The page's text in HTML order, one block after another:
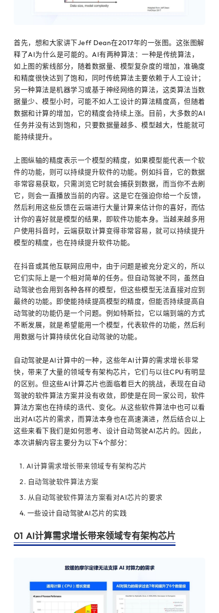
首先，想和大家讲下Jeff Dean在2017年的一张图。这张图解
释了AI为什么是可能的。AI有两种算法：一种是传统算法，
如上图的紫线部分，随着数据量、模型复杂度的增加，准确度
和精度很快达到了饱和，同时传统算法主要依赖于人工设计；
另一种算法是机器学习或基于神经网络的算法，这类算法当数
据量少、模型小时，可能不如人工设计的算法精度高，但随着
数据和计算的增加，它的精度会持续上涨。目前，大多数的AI
任务并没有达到饱和，只要数据量越多、模型越大，性能就可
能持续提升。
上图纵轴的精度表示一个模型的精度，如果模型能代表一个软
件的功能，则可以持续提升软件的功能。例如抖音，它的数据
非常容易获取，只需浏览它时就会捕获到数据，而当你不去刷
它，则会一直播放当前的内容。这是它在强迫你给一个反馈，
然后利用这些反馈在云端进行大量计算来估计你的喜好，而估
计你的喜好就是模型的结果，即软件功能本身。当越来越多用
户使用抖音时，云端获取计算变得非常容易，就可以持续提升
模型的精度，也在持续提升软件功能。
在抖音或其他互联网应用中，由于问题是被充分定义的，所以
它们实际上是一个相对简单的任务。但自动驾驶不同，虽然自
动驾驶也会用到各种各样的模型，但这些模型无法直接对应到
最终的功能。即使能持续提高模型的精度，但能否持续提高自
动驾驶的功能仍是一个问题。例如特斯拉，它以端到端的方式
不断发展，就是希望能用一个模型，代表软件的功能，然后利
用数据与计算持续优化自动驾驶的功能。
自动驾驶是AI计算中的一种，这些年AI计算的需求增长非常
快，带来了大量的领域专有架构芯片，它们与以往CPU有明显
的区别。但这些AI计算芯片也面临着巨大的挑战，表现在自动
驾驶的软件算法方案并没有收敛，即使是在同一家公司，软件
算法方案也在持续的迭代、变化。从这些软件算法中也可以看
出对AI芯片的需求，而算法本身也在高速演进，然后结合以上
这些来看下我们是如何思考、设计自动驾驶AI芯片的。因此，
本次讲解内容主要分为以下4个部分：
1. AI计算需求增长带来领域专有架构芯片
2. 自动驾驶软件算法方案
3. 从自动驾驶软件算法方案看对AI芯片的要求
4. 一些设计自动驾驶AI芯片的实践
01 AI计算需求增长带来领域专有架构芯片